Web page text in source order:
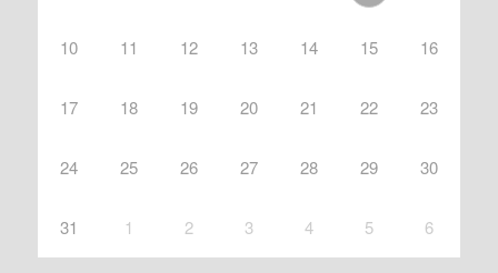
10 11 12 13 14 15 16
17 18 19 20 21 22 23
24 25 26 27 28 29 30
31 1 2 3 4 5 6